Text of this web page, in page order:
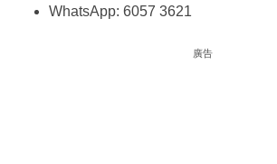
WhatsApp: 6057 3621
廣告